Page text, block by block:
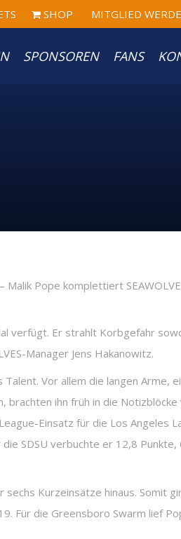
SHOP MITGLIED
SPONSOREN FANS
verfügt. Er strahlt Korbgefahr
Manager Jens Hakanowitz.
Vor allem die langen Arme,
brachten ihn früh in die Notizblöcke
Einsatz für die Los Angeles
SDSU verbuchte er 12,8 Punkte,
Kurzeinsätze hinaus. Somit
Für die Greensboro Swarm lief